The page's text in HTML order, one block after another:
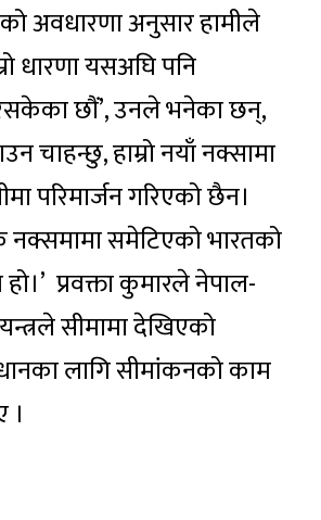
अवधारणा अनुसार हामीले
धारणा यसअघि पनि
छौं’, उनले भनेका छन्,
चाहन्छु, हाम्रो नयाँ नक्सामा
परिमार्जन गरिएको छैन।
नक्समामा समेटिएको भारतको
प्रवक्ता कुमारले नेपाल-
सीमामा देखिएको
लागि सीमांकनको काम
।